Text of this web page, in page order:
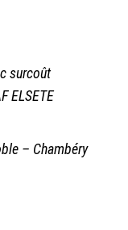
surcoût
ELSETE
– Chambéry